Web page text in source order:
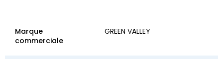
Marque
commerciale
GREEN VALLEY